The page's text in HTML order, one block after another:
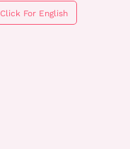
Click For English